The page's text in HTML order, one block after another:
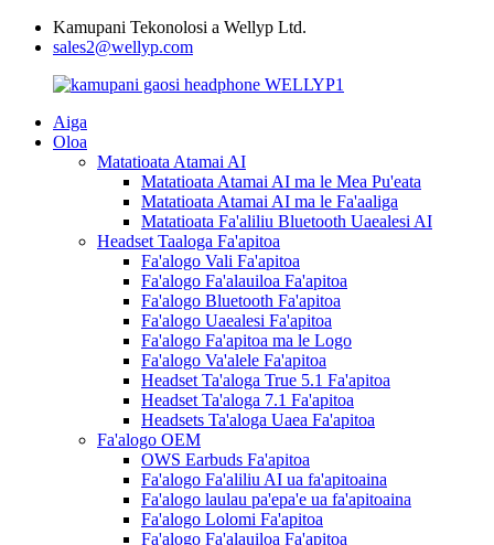
Kamupani Tekonolosi a Wellyp Ltd.
sales2@wellyp.com
Aiga
Oloa
Matatioata Atamai AI
Matatioata Atamai AI ma le Mea Pu'eata
Matatioata Atamai AI ma le Fa'aaliga
Matatioata Fa'aliliu Bluetooth Uaealesi AI
Headset Taaloga Fa'apitoa
Fa'alogo Vali Fa'apitoa
Fa'alogo Fa'alauiloa Fa'apitoa
Fa'alogo Bluetooth Fa'apitoa
Fa'alogo Uaealesi Fa'apitoa
Fa'alogo Fa'apitoa ma le Logo
Fa'alogo Va'alele Fa'apitoa
Headset Ta'aloga True 5.1 Fa'apitoa
Headset Ta'aloga 7.1 Fa'apitoa
Headsets Ta'aloga Uaea Fa'apitoa
Fa'alogo OEM
OWS Earbuds Fa'apitoa
Fa'alogo Fa'aliliu AI ua fa'apitoaina
Fa'alogo laulau pa'epa'e ua fa'apitoaina
Fa'alogo Lolomi Fa'apitoa
Fa'alogo Fa'alauiloa Fa'apitoa